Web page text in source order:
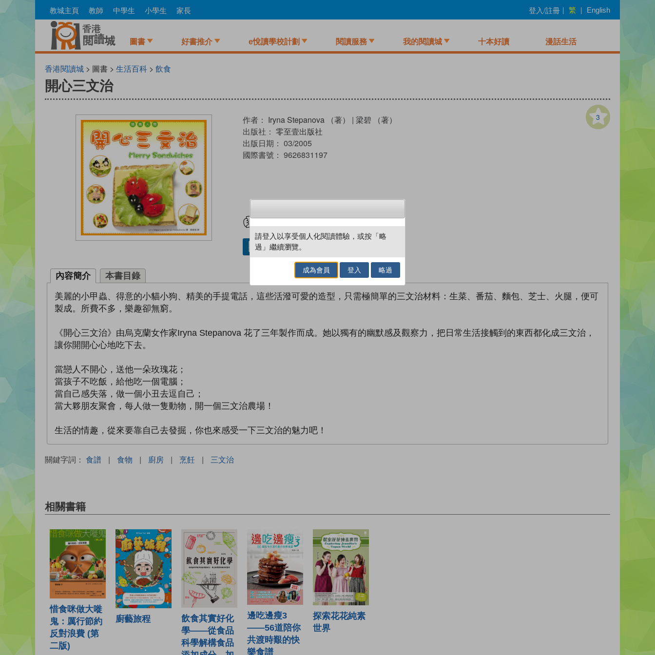
to
教城主頁 教師 中學生 小學生 家長 登入/註冊 | 繁 | English
圖書 好書推介 e悅讀學校計劃 閱讀服務 我的閱讀城 十本好讀 漫話生活
香港閱讀城 > 圖書 > 生活百科 > 飲食
開心三文治
3
作者： Iryna Stepanova （著） | 梁碧 （著）
出版社： 零至壹出版社
出版日期： 03/2005
國際書號： 9626831197
借閱實體書
內容簡介 本書目錄
美麗的小甲蟲、得意的小貓小狗、精美的手提電話，這些活潑可愛的造型，只需極簡單的三文治材料：生菜、番茄、麵包、芝士、火腿，便可
製成。所費不多，樂趣卻無窮。
《開心三文治》由烏克蘭女作家Iryna Stepanova 花了三年製作而成。她以獨有的幽默感及觀察力，把日常生活接觸到的東西都化成三文治，
讓你開開心心地吃下去。
當戀人不開心，送他一朵玫瑰花；
當孩子不吃飯，給他吃一個電腦；
當自己感失落，做一個小丑去逗自己；
當大夥朋友聚會，每人做一隻動物，開一個三文治農場！
生活的情趣，從來要靠自己去發掘，你也來感受一下三文治的魅力吧！
關鍵字詞： 食譜 | 食物 | 廚房 | 烹飪 | 三文治
相關書籍
惜食咪做大嘥
鬼：厲行節約
反對浪費 (第
二版)
廚藝旅程
飲食其實好化
學——從食品
科學解構食品
邊吃邊瘦3
——56道陪你
共渡時艱的快
樂食譜
探索花花純素
世界
請登入以享受個人化閱讀體驗，或按「略
過」繼續瀏覽。
成為會員 登入 略過